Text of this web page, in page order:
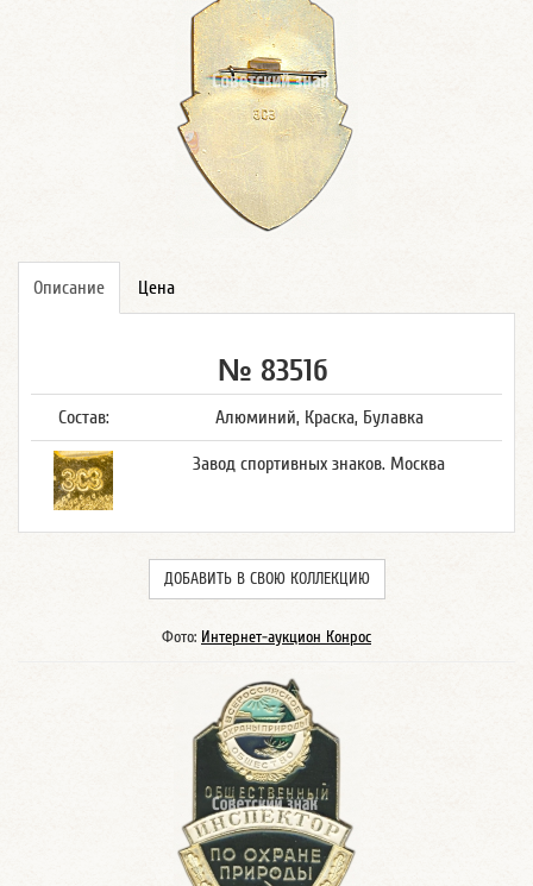
Описание Цена
№ 8351б
Состав: Алюминий, Краска, Булавка
Завод спортивных знаков. Москва
ДОБАВИТЬ В СВОЮ КОЛЛЕКЦИЮ
Фото: Интернет-аукцион Конрос